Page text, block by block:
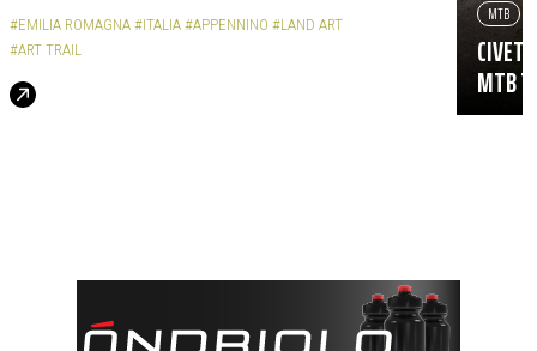
#EMILIA ROMAGNA #ITALIA #APPENNINO #LAND ART
#ART TRAIL
MTB
MTB